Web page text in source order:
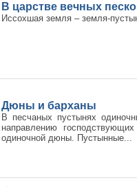
В царстве вечных
Иссохшая земля – земля-
Дюны и барханы
В песчаных пустынях
направлению
одиночной дюны. Пустынные...